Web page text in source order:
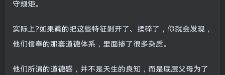
守规矩。
实际上?如果真的把这些特征剥开了、揉碎了，你就会发现，
他们信奉的那套道德体系，里面掺了很多杂质。
他们所谓的道德感，并不是天生的良知，而是底层父母为了